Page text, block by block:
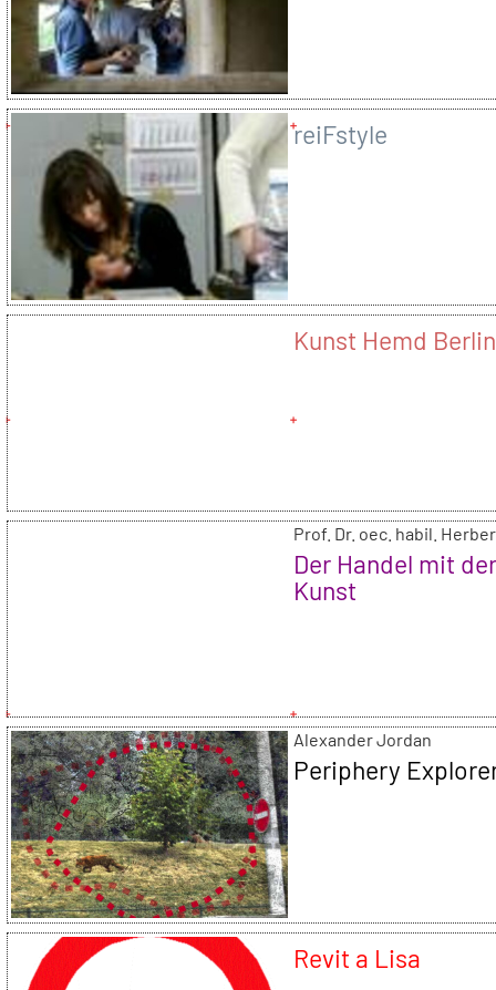
reiFstyle
Kunst Hemd Berlin
Prof. Dr. oec. habil.
Der Handel mit
Kunst
Alexander Jordan
Periphery
Revit a Lisa